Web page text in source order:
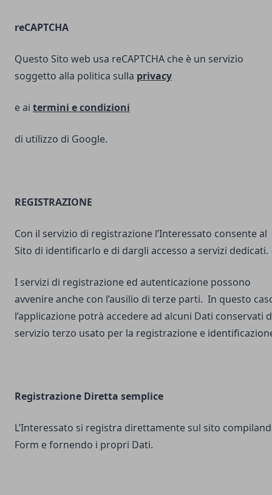
reCAPTCHA
Questo Sito web usa reCAPTCHA che è un servizio
soggetto alla politica sulla privacy
e ai termini econdizioni
di utilizzo di Google.
REGISTRAZIONE
Con il servizio di registrazione l’Interessato consente al
Sito di identificarlo e di dargli accesso a servizi dedicati.
I servizi di registrazione ed autenticazione possono
avvenire anche con l’ausilio di terze parti. In questo
l’applicazione potrà accedere ad alcuni Dati conservati
servizio terzo usato per la registrazione e
Registrazione Diretta semplice
L’Interessato si registra direttamente sul sito
Form e fornendo i propri Dati.